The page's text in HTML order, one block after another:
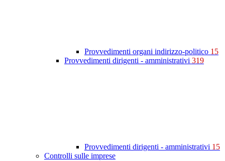
Provvedimenti organi indirizzo-politico 15
Provvedimenti dirigenti - amministrativi 319
Provvedimenti dirigenti - amministrativi 15
Controlli sulle imprese